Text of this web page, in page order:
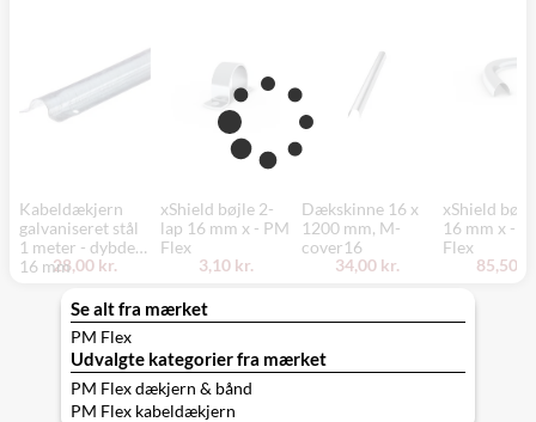
Kabeldækjern
galvaniseret stål
1 meter - dybde
16 mm28,00 kr.
xShield bøjle 2-
lap 16 mm x - PM
Flex
3,10 kr.
Dækskinne 16 x
1200 mm, M-
cover16
34,00 kr.
xShield
16 mm x -
Flex
85,50
Se alt fra mærket
PM Flex
Udvalgte kategorier fra mærket
PM Flex dækjern & bånd
PM Flex kabeldækjern